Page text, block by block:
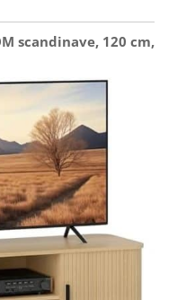
scandinave, 120 cm,